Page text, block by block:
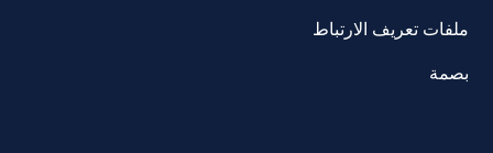
ملفات تعريف الارتباط
بصمة